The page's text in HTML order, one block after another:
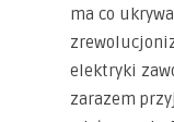
ma co
elektryki
zarazem